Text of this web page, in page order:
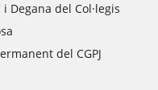
Degana del Col·legis
del CGPJ